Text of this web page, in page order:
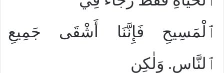
ٱلْمَسِيحِ فَإِنَّنَا أَشْقَى جَمِيعِ
ٱلنَّاسِ. وَلٰكِنِ